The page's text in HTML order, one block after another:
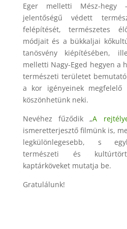
Eger melletti Mész-hegy
jelentőségű védett
felépítését, természetes
módjait és a bükkaljai
tanösvény kiépítésében,
melletti Nagy-Eged hegyen a
természeti területet
a kor igényeinek
köszönhetünk neki.
Nevéhez fűződik „A
ismeretterjesztő filmünk is,
legkülönlegesebb, s
természeti és
kaptárköveket mutatja be.
Gratulálunk!